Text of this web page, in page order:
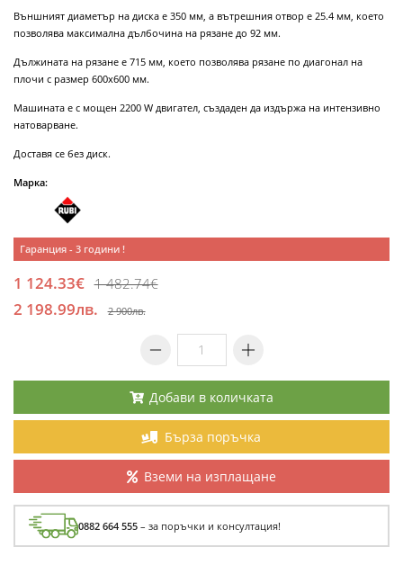
Външният диаметър на диска е 350 мм, а вътрешния отвор е 25.4 мм, което
позволява максимална дълбочина на рязане до 92 мм.
Дължината на рязане е 715 мм, което позволява рязане по диагонал на
плочи с размер 600х600 мм.
Машината е с мощен 2200 W двигател, създаден да издържа на интензивно
натоварване.
Доставя се без диск.
Марка:
Гаранция - 3 години !
1 124.33€ 1 482.74€
2 198.99лв. 2 900лв.
Добави в количката
Бърза поръчка
Вземи на изплащане
0882 664 555 – за поръчки и консултация!